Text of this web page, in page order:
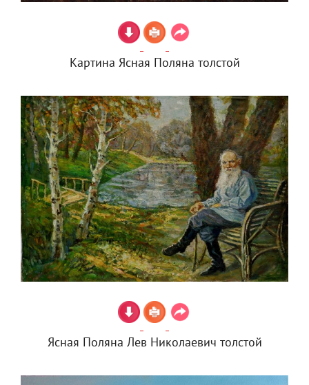
Картина Ясная Поляна толстой
Ясная Поляна Лев Николаевич толстой